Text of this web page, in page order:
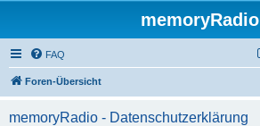
memoryRadio
FAQ
Foren-Übersicht
memoryRadio - Datenschutzerklärung